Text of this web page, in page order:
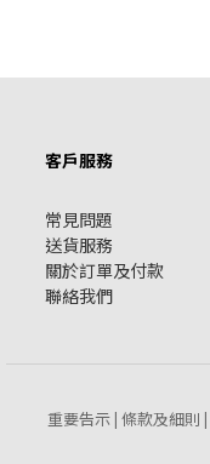
客戶服務
常見問題
送貨服務
關於訂單及付款
聯絡我們
重要告示| 條款及細則 |